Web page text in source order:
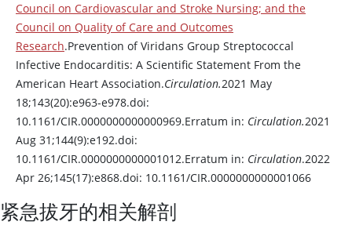
Council on Cardiovascular and Stroke Nursing; and the
Council on Quality of Care and Outcomes
Research.Prevention of Viridans Group Streptococcal
Infective Endocarditis: A Scientific Statement From the
American Heart Association.Circulation.2021 May
18;143(20):e963-e978.doi:
10.1161/CIR.0000000000000969.Erratum in: Circulation.2021
Aug 31;144(9):e192.doi:
10.1161/CIR.0000000000001012.Erratum in: Circulation.2022
Apr 26;145(17):e868.doi: 10.1161/CIR.0000000000001066
紧急拔牙的相关解剖